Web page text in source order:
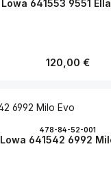
Lowa 641553 9551
Regulärer Preis:
120,00 €
478-84-52-001
Lowa 641542 6992